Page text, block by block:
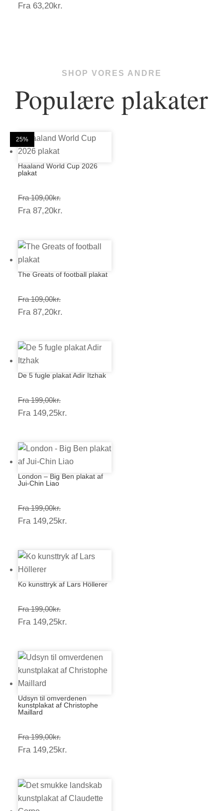
79,00kr.
Fra 63,20kr.
SHOP VORES ANDRE
Populære plakater
20%
Haaland World Cup 2026
plakat
Fra 109,00kr.Prisinterval:
109,00kr.
Fra 87,20kr.
20%
The Greats of football plakat
Fra 109,00kr.Prisinterval:
109,00kr.
Fra 87,20kr.
25%
De 5 fugle plakat Adir Itzhak
Fra 199,00kr.Prisinterval:
199,00kr.
Fra 149,25kr.
25%
London – Big Ben plakat af
Jui-Chin Liao
Fra 199,00kr.Prisinterval:
199,00kr.
Fra 149,25kr.
25%
Ko kunsttryk af Lars Höllerer
Fra 199,00kr.Prisinterval:
199,00kr.
Fra 149,25kr.
25%
Udsyn til omverdenen
kunstplakat af Christophe
Maillard
Fra 199,00kr.Prisinterval:
199,00kr.
Fra 149,25kr.
25%
25%
20%
25%
25%
25%